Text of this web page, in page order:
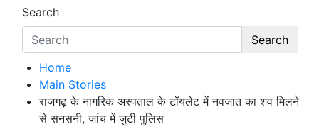
Search
Search
Home
Main Stories
राजगढ़ के नागरिक अस्पताल के टॉयलेट में नवजात का शव मिलने
से सनसनी, जांच में जुटी पुलिस